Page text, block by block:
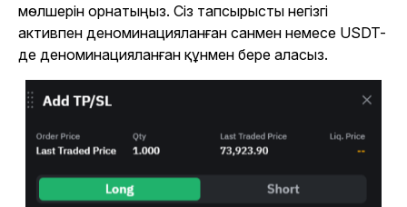
мөлшерін орнатыңыз. Сіз тапсырысты негізгі
активпен деноминацияланған санмен немесе USDT-
де деноминацияланған құнмен бере аласыз.